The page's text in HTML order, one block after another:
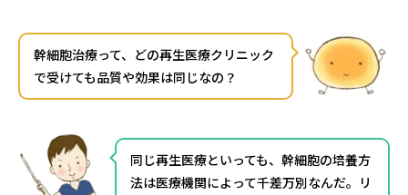
幹細胞治療って、どの再生医療クリニック
で受けても品質や効果は同じなの？
同じ再生医療といっても、幹細胞の培養方
法は医療機関によって千差万別なんだ。リ